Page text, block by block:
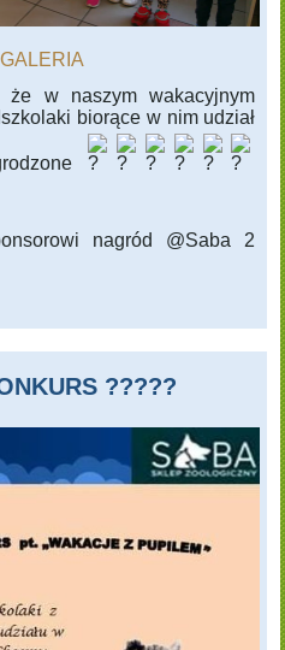
że w naszym wakacyjnym
biorące w nim udział
nagród @Saba 2
?????